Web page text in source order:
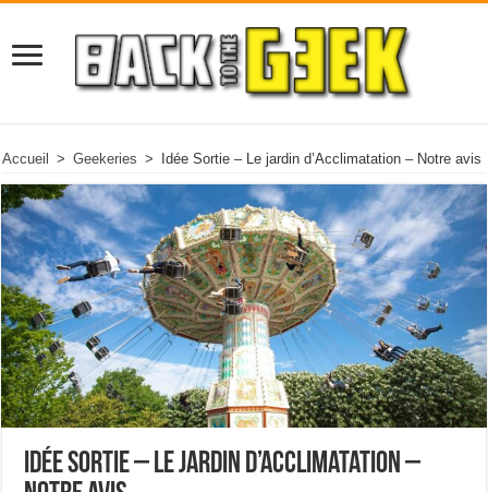
Accueil > Geekeries > Idée Sortie – Le jardin d’Acclimatation – Notre avis
Idée Sortie – Le jardin d’Acclimatation –